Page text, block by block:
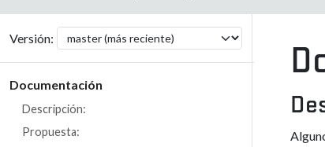
Versión:
Documentación
Descripción:
Propuesta: